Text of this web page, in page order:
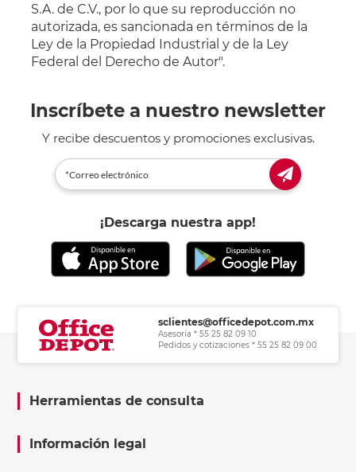
S.A. de C.V., por lo que su reproducción no
autorizada, es sancionada en términos de la
Ley de la Propiedad Industrial y de la Ley
Federal del Derecho de Autor".
Inscríbete a nuestro newsletter
Y recibe descuentos y promociones exclusivas.
¡Descarga nuestra app!
sclientes@officedepot.com.mx
Asesoría * 55 25 82 09 10
Pedidos y cotizaciones * 55 25 82 09 00
Herramientas de consulta
Información legal